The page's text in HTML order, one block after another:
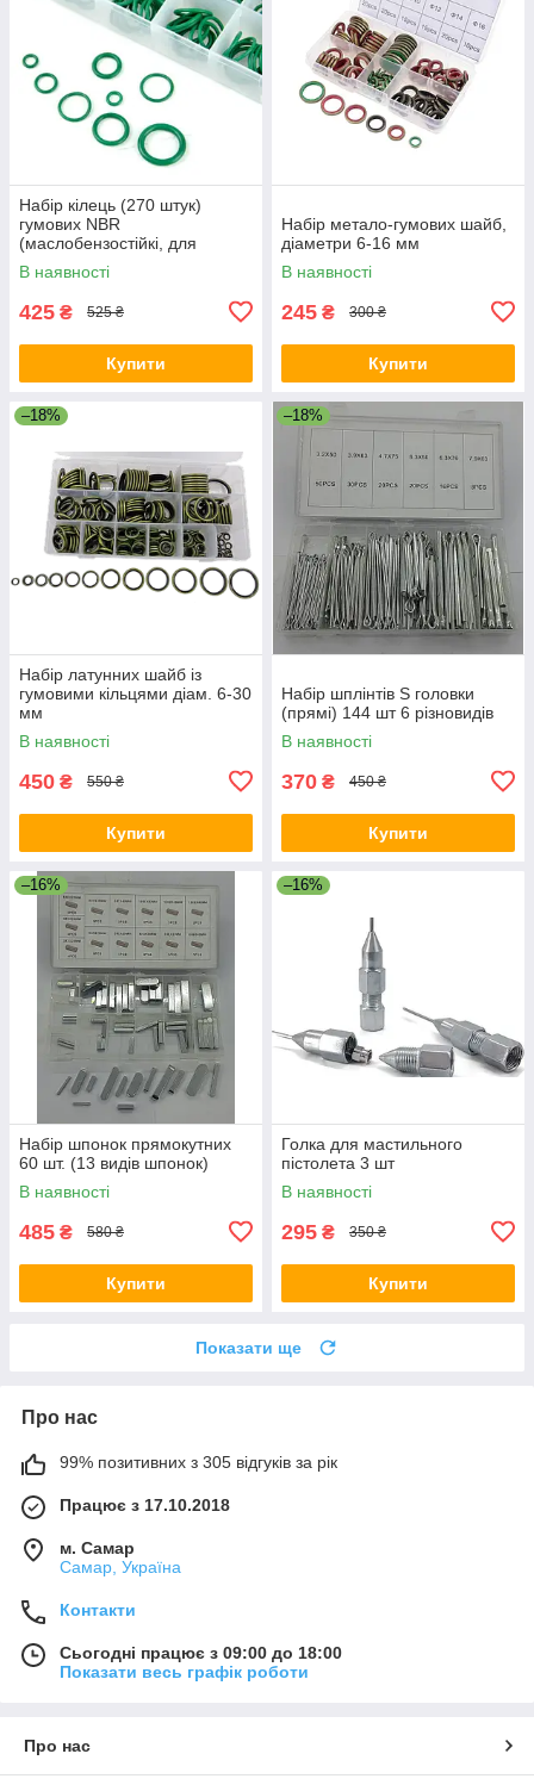
Набір кілець (270 штук)
гумових NBR
(маслобензостійкі, для
фреона R22, R134a)
В наявності
425 ₴ 525 ₴
Купити
Набір метало-гумових шайб,
діаметри 6-16 мм
В наявності
245 ₴ 300 ₴
Купити
–18%
Набір латунних шайб із
гумовими кільцями діам. 6-30
мм
В наявності
450 ₴ 550 ₴
Купити
–18%
Набір шплінтів S головки
(прямі) 144 шт 6 різновидів
В наявності
370 ₴ 450 ₴
Купити
–16%
Набір шпонок прямокутних
60 шт. (13 видів шпонок)
В наявності
485 ₴ 580 ₴
Купити
–16%
Голка для мастильного
пістолета 3 шт
В наявності
295 ₴ 350 ₴
Купити
Показати ще
Про нас
99% позитивних з 305 відгуків за рік
Працює з 17.10.2018
м. Самар
Самар, Україна
Контакти
Сьогодні працює з 09:00 до 18:00
Показати весь графік роботи
Про нас